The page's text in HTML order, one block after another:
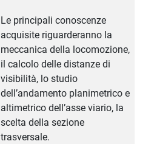
Le principali conoscenze
acquisite riguarderanno la
meccanica della locomozione,
il calcolo delle distanze di
visibilità, lo studio
dell’andamento planimetrico e
altimetrico dell’asse viario, la
scelta della sezione
trasversale.